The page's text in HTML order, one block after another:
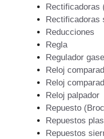
Rectificadoras
Rectificadoras
Reducciones
Regla
Regulador
Reloj
Reloj
Reloj palpador
Repuesto
Repuestos
Repuestos